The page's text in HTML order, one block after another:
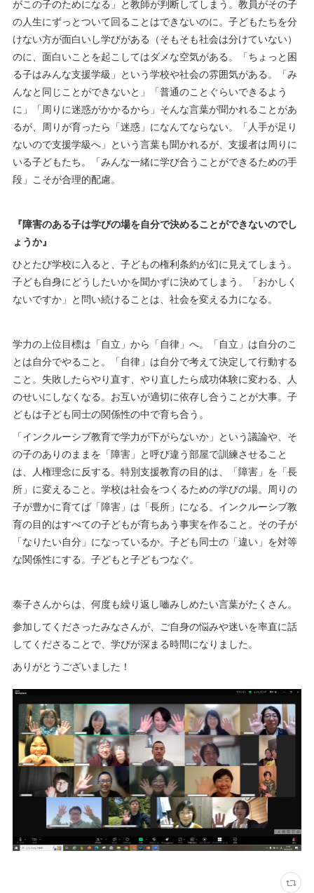
がこの子のためになる」と教師が判断してしまう。教員がその子
の人生にずっとついて回ることはできないのに。子どもたちを分
けない方が面白いし学びがある（そもそも社会は分けていない）
のに、面白いことを起こしてはダメな空気がある。「ちょっと困
る子はみんな支援学級」という学校や社会の雰囲気がある。「み
んなと同じことができないと」「普通のことぐらいできるよう
に」「周りに迷惑がかかるから」そんな言葉が聞かれることがあ
るが、周りが育ったら「迷惑」になんてならない。「人手が足り
ないので支援学級へ」という言葉も聞かれるが、支援者は周りに
いる子どもたち。「みんな一緒に学び合うことができるための手
段」こそが合理的配慮。
『障害のある子は学びの場を自分で決めることができないのでし
ょうか』
ひとたび学校に入ると、子どもの権利条約が幻に見えてしまう。
子ども自身にどうしたいかを聞かずに決めてしまう。「おかしく
ないですか」と問い続けることは、社会を変える力になる。
学力の上位目標は「自立」から「自律」へ。「自立」は自分のこ
とは自分でやること。「自律」は自分で考えて決定して行動する
こと。失敗したらやり直す、やり直したら成功体験に変わる、人
のせいにしなくなる。お互いが適切に依存し合うことが大事。子
どもは子ども同士の関係性の中で育ち合う。
「インクルーシブ教育で学力が下がらないか」という議論や、そ
の子のありのままを「障害」と呼び違う部屋で訓練させること
は、人権理念に反する。特別支援教育の目的は、「障害」を「長
所」に変えること。学校は社会をつくるための学びの場。周りの
子が豊かに育てば「障害」は「長所」になる。インクルーシブ教
育の目的はすべての子どもが育ちあう事実を作ること。その子が
「なりたい自分」になっているか。子ども同士の「違い」を対等
な関係性にする。子どもと子どもつなぐ。
泰子さんからは、何度も繰り返し嚙みしめたい言葉がたくさん。
参加してくださったみなさんが、ご自身の悩みや迷いを率直に話
してくださることで、学びが深まる時間になりました。
ありがとうございました！